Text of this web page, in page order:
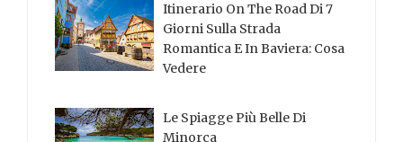
Itinerario On The Road Di 7
Giorni Sulla Strada
Romantica E In Baviera: Cosa
Vedere
Le Spiagge Più Belle Di
Minorca